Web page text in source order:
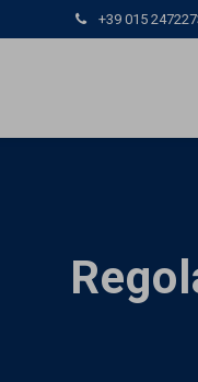
+39 015